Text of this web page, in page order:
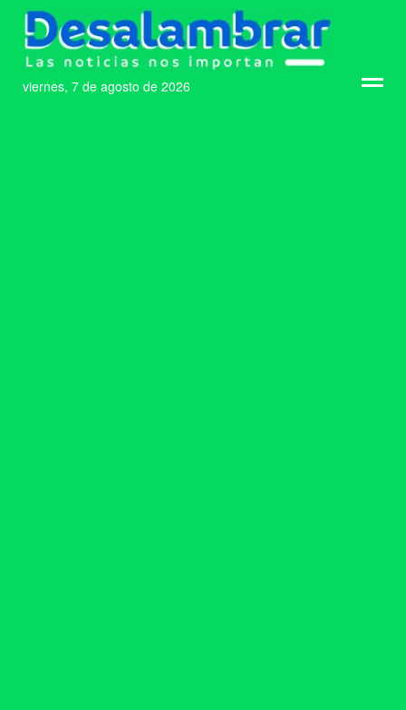
viernes, 7 de agosto de 2026